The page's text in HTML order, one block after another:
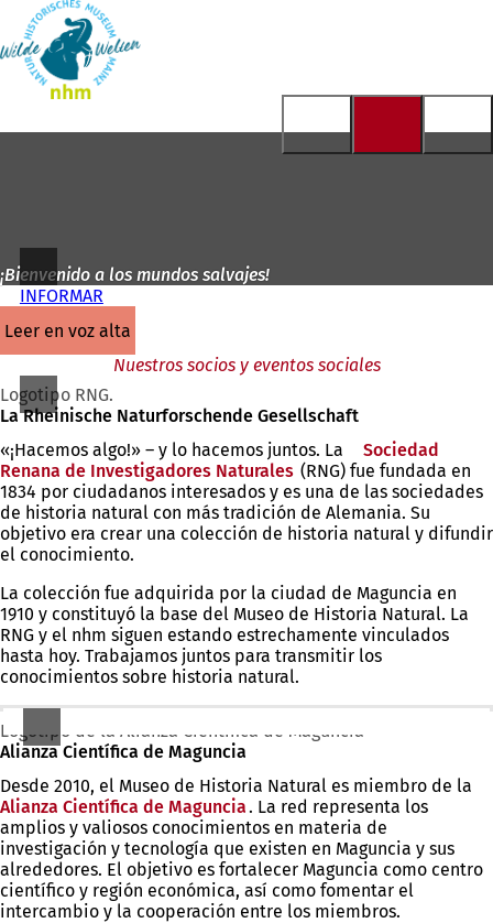
Saltar al contenido
página
¡Bienvenido a los mundos salvajes!
INFORMAR
leer en voz alta
Nuestros socios y eventos sociales
Logotipo RNG.
La Rheinische Naturforschende Gesellschaft
«¡Hacemos algo!» – y lo hacemos juntos. La
Sociedad
Renana de Investigadores Naturales (Se
abre
en
una
(RNG) fue fundada en
1834 por ciudadanos interesados y es una de las sociedades
de historia natural con más tradición de Alemania. Su
objetivo era crear una colección de historia natural y difundir
el conocimiento.
La colección fue adquirida por la ciudad de Maguncia en
1910 y constituyó la base del Museo de Historia Natural. La
RNG y el nhm siguen estando estrechamente vinculados
hasta hoy. Trabajamos juntos para transmitir los
conocimientos sobre historia natural.
Logotipo de la Alianza Científica de Maguncia
Alianza Científica de Maguncia
Desde 2010, el Museo de Historia Natural es miembro de la
Alianza Científica de Maguncia(Se
abre
en
una
nueva
pestaña)
. La red representa los
amplios y valiosos conocimientos en materia de
investigación y tecnología que existen en Maguncia y sus
alrededores. El objetivo es fortalecer Maguncia como centro
científico y región económica, así como fomentar el
intercambio y la cooperación entre los miembros.